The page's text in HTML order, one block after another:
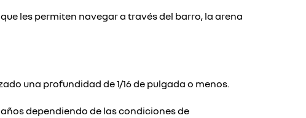
les permiten navegar a través del barro, la arena
una profundidad de 1/16 de pulgada o menos.
dependiendo de las condiciones de